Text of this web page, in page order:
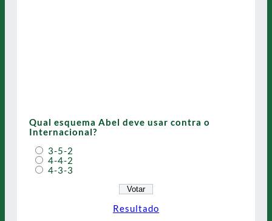
Qual esquema Abel deve usar contra o
Internacional?
3-5-2
4-4-2
4-3-3
Resultado